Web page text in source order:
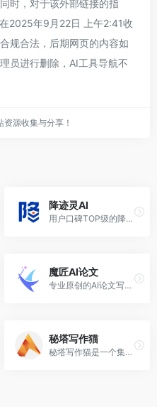
时，对于该外部链接的指
2025年9月22日 上午2:41收
规合法，后期网页的内容如
员进行删除，AI工具导航不
源收集与分享！
降迹灵AI
用户口碑TOP级的降AIGC率、降重平台
魔匠AI论文
专业原创的AI论文写作工具，一站式解决论文选题、写作、文献综述、答辩PPT全流程，支持毕业论文、课程论文等多种类型，轻松助力高质量论文写作。
秘塔写作猫
秘塔写作猫是一个集AI写作、校对、润色、配图等为一体的创作平台